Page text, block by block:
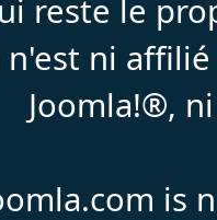
reste le
n'est ni
Joomla!®,
is